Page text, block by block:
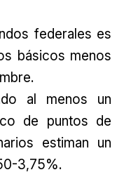
federales es
básicos menos
al menos un
de puntos de
estiman un
3,75%.